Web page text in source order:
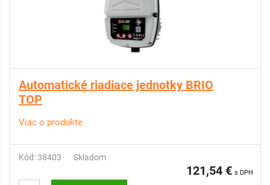
Automatické riadiace jednotky BRIO
TOP
Viac o produkte
Kód: 38403 Skladom
121,54 € s DPH